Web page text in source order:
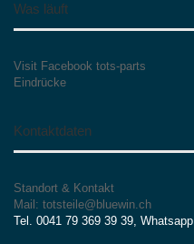
Was läuft
Visit Facebook tots-parts
Eindrücke
Kontaktdaten
Standort & Kontakt
Mail: totsteile@bluewin.ch
Tel. 0041 79 369 39 39, Whatsapp